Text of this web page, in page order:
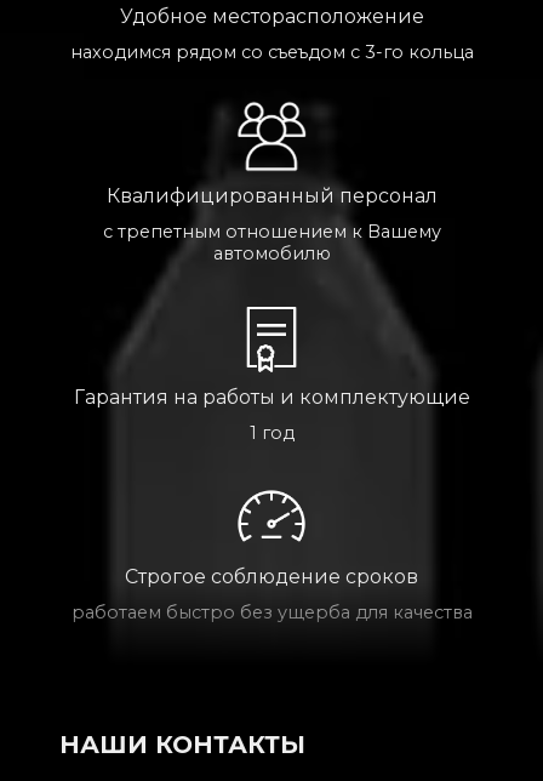
Удобное месторасположение
находимся рядом со съеъдом с 3-го кольца
Квалифицированный персонал
с трепетным отношением к Вашему
автомобилю
Гарантия на работы и комплектующие
1 год
Строгое соблюдение сроков
работаем быстро без ущерба для качества
НАШИ КОНТАКТЫ